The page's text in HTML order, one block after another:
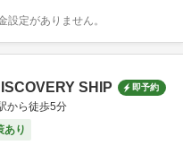
設定がありません。
SHIP 即予約
から徒歩5分
あり